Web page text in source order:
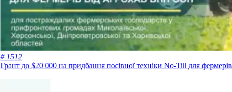
# 1512
Грант до $20 000 на придбання посівної техніки No-Till для фермерів